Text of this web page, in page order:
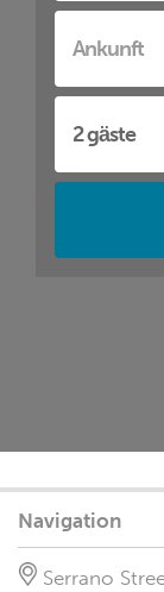
Navigation
Serrano